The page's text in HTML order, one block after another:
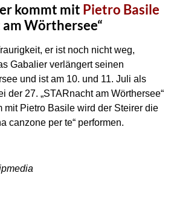
kommt mit Pietro Basile
am Wörthersee“
er ist noch nicht weg,
Gabalier verlängert seinen
und ist am 10. und 11. Juli als
der 27. „STARnacht am Wörthersee“
mit Pietro Basile wird der Steirer die
canzone per te“ performen.